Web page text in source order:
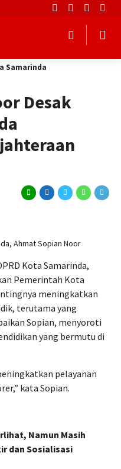
Samarinda
Desak
Ahmat Sopian Noor
Kota Samarinda,
Pemerintah Kota
meningkatkan
terutama yang
Sopian, menyoroti
yang bermutu di
pelayanan
kata Sopian.
Namun Masih
dan Sosialisasi